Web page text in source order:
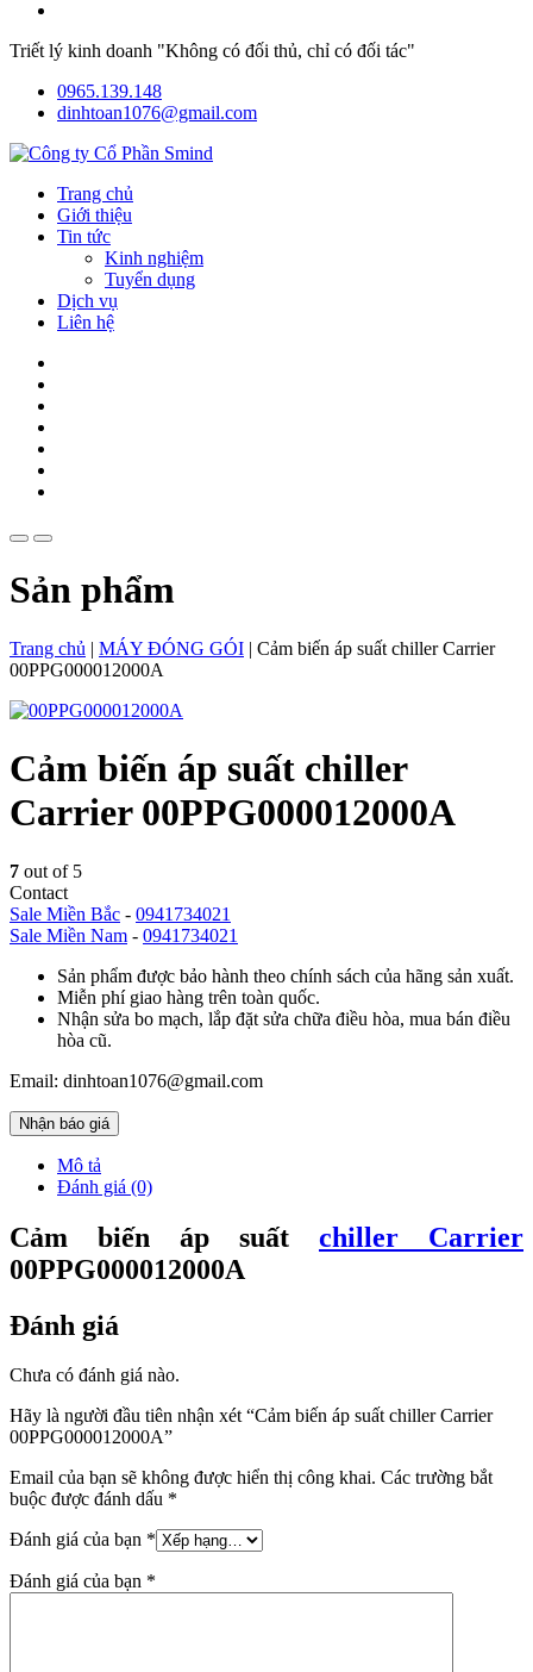
Triết lý kinh doanh "Không có đối thủ, chỉ có đối tác"
0965.139.148
dinhtoan1076@gmail.com
Trang chủ
Giới thiệu
Tin tức
Kinh nghiệm
Tuyển dụng
Dịch vụ
Liên hệ
Sản phẩm
Trang chủ | MÁY ĐÓNG GÓI | Cảm biến áp suất chiller Carrier
00PPG000012000A
Cảm biến áp suất chiller
Carrier 00PPG000012000A
7 out of 5
Contact
Sale Miền Bắc - 0941734021
Sale Miền Nam - 0941734021
Sản phẩm được bảo hành theo chính sách của hãng sản xuất.
Miễn phí giao hàng trên toàn quốc.
Nhận sửa bo mạch, lắp đặt sửa chữa điều hòa, mua bán điều
hòa cũ.
Email: dinhtoan1076@gmail.com
Nhận báo giá
Mô tả
Đánh giá (0)
Cảm biến áp suất chiller Carrier
00PPG000012000A
Đánh giá
Chưa có đánh giá nào.
Hãy là người đầu tiên nhận xét “Cảm biến áp suất chiller Carrier
00PPG000012000A”
Email của bạn sẽ không được hiển thị công khai. Các trường bắt
buộc được đánh dấu *
Đánh giá của bạn *
Đánh giá của bạn *